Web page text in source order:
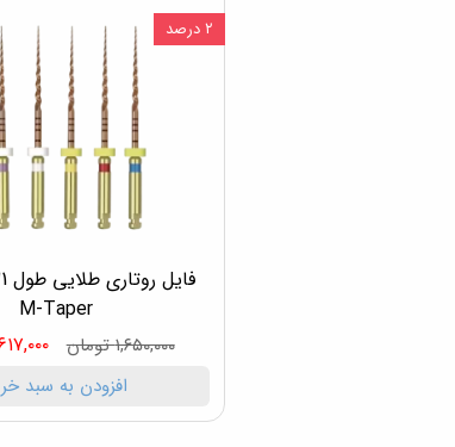
M-Taper
۱,۶۵۰,۰۰۰ تومان ۱,۶۱۷,۰۰۰
افزودن به سبد
۲ درصد